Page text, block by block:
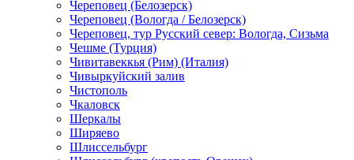
Череповец (Белозерск)
Череповец (Вологда / Белозерск)
Череповец, тур Русский север: Вологда, Сизьма
Чешме (Турция)
Чивитавеккья (Рим) (Италия)
Чивыркуйский залив
Чистополь
Чкаловск
Шеркалы
Ширяево
Шлиссельбург